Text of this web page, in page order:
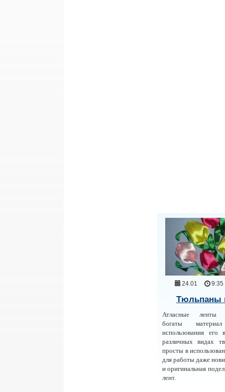
24.01 9:35
Тюльпаны
Атласные ленты
богаты
использования его
различных видах
просты в
для работы даже
и оригинальная
лент.